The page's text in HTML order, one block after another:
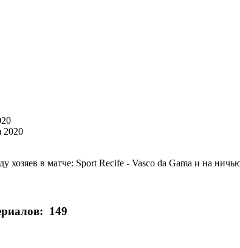
2020
хозяев в матче: Sport Recife - Vasco da Gama и на
149